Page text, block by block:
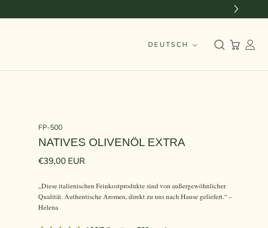
Sprache
DEUTSCH
FP-500
NATIVES OLIVENÖL EXTRA
€39,00 EUR
„Diese italienischen Feinkostprodukte sind von außergewöhnlicher
Qualität. Authentische Aromen, direkt zu uns nach Hause geliefert.“ –
Helena